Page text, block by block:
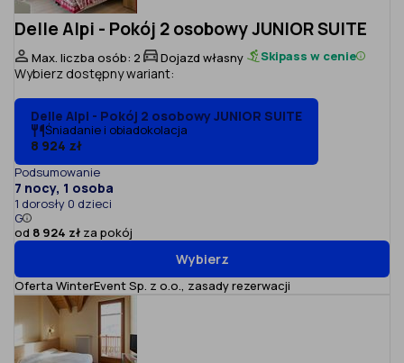
Delle Alpi - Pokój 2 osobowy JUNIOR SUITE
Max. liczba osób: 2 Dojazd własny Skipass w cenie
Wybierz dostępny wariant:
Delle Alpi - Pokój 2 osobowy JUNIOR SUITE
Śniadanie i obiadokolacja
8 924 zł
Podsumowanie
7 nocy, 1 osoba
1 dorosły 0 dzieci
G
od 8 924 zł za pokój
Wybierz
Oferta WinterEvent Sp. z o.o., zasady rezerwacji